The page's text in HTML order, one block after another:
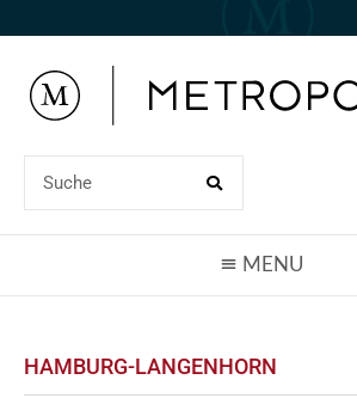
HAMBURG-LANGENHORN